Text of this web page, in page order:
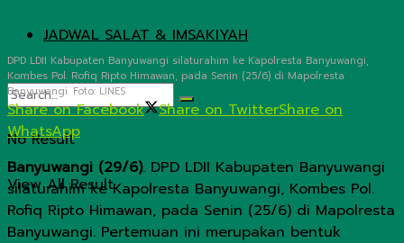
JADWAL SALAT & IMSAKIYAH
No Result
View All Result
DPD LDII Kabupaten Banyuwangi silaturahim ke Kapolresta Banyuwangi,
Kombes Pol. Rofiq Ripto Himawan, pada Senin (25/6) di Mapolresta
Banyuwangi. Foto: LINES
Share on Facebook Share on TwitterShare on
WhatsApp
Banyuwangi (29/6). DPD LDII Kabupaten Banyuwangi
silaturahim ke Kapolresta Banyuwangi, Kombes Pol.
Rofiq Ripto Himawan, pada Senin (25/6) di Mapolresta
Banyuwangi. Pertemuan ini merupakan bentuk